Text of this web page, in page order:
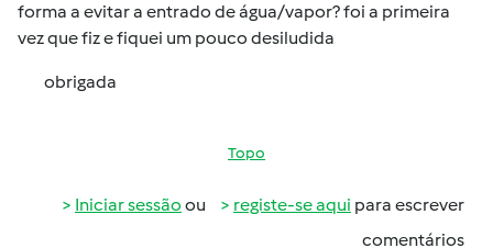
forma a evitar a entrado de água/vapor? foi a primeira
vez que fiz e fiquei um pouco desiludida
obrigada
Topo
Iniciar sessão ou registe-se aqui para escrever
comentários